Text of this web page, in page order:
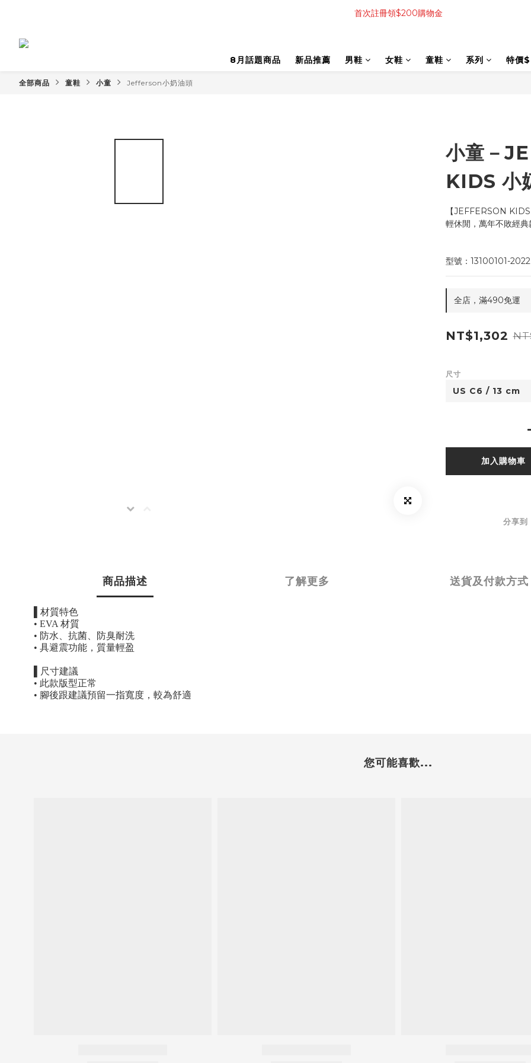
首次註冊領$200購物金
8月話題商品 新品推薦 男鞋 女鞋 童鞋 系列 特價
全部商品 童鞋 小童 Jefferson小奶油頭
小童－
KIDS 小
【JEFFERSON
輕休閒，萬年不敗經典
型號：13100101-2022
全店，滿490免運
NT$1,302
尺寸
加入購物車
分享到
商品描述 了解更多 送貨及付款方式
材質特色
• EVA 材質
• 防水、抗菌、防臭耐洗
• 具避震功能，質量輕盈
尺寸建議
• 此款版型正常
• 腳後跟建議預留一指寬度，較為舒適
您可能喜歡...